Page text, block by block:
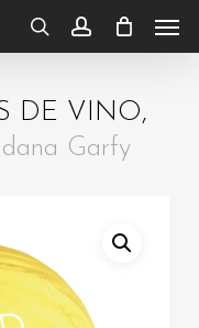
searchaccount
DE VINO,
Garfy